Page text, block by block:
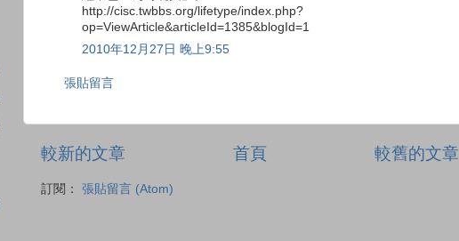
http://cisc.twbbs.org/lifetype/index.php?
op=ViewArticle&articleId=1385&blogId=1
2010年12月27日 晚上9:55
張貼留言
較新的文章 較舊的文章
首頁
訂閱： 張貼留言 (Atom)